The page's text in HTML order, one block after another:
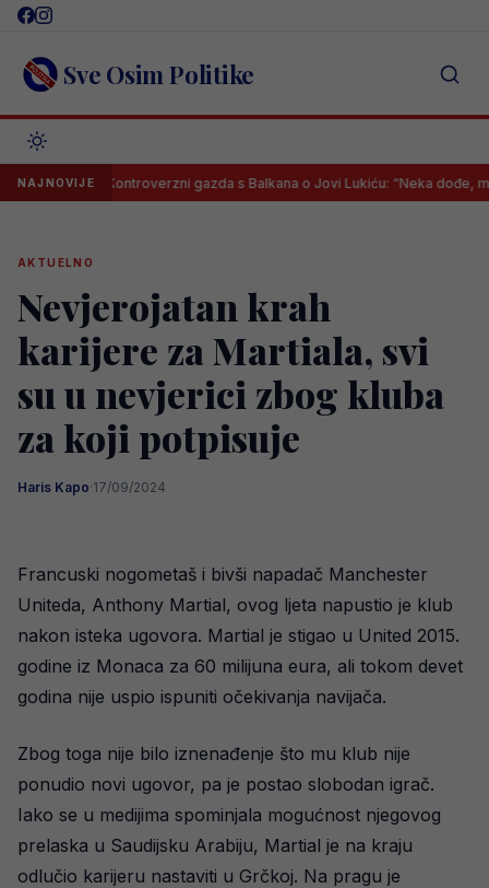
Skip
content Sve Osim Politike
NAJNOVIJEKontroverzni gazda s Balkana o Jovi Lukiću: “Neka dođe, mogu
AKTUELNO
Nevjerojatan krah
karijere za Martiala, svi
su u nevjerici zbog kluba
za koji potpisuje
Haris Kapo·17/09/2024
Francuski nogometaš i bivši napadač Manchester
Uniteda, Anthony Martial, ovog ljeta napustio je klub
nakon isteka ugovora. Martial je stigao u United 2015.
godine iz Monaca za 60 milijuna eura, ali tokom devet
godina nije uspio ispuniti očekivanja navijača.
Zbog toga nije bilo iznenađenje što mu klub nije
ponudio novi ugovor, pa je postao slobodan igrač.
Iako se u medijima spominjala mogućnost njegovog
prelaska u Saudijsku Arabiju, Martial je na kraju
odlučio karijeru nastaviti u Grčkoj. Na pragu je